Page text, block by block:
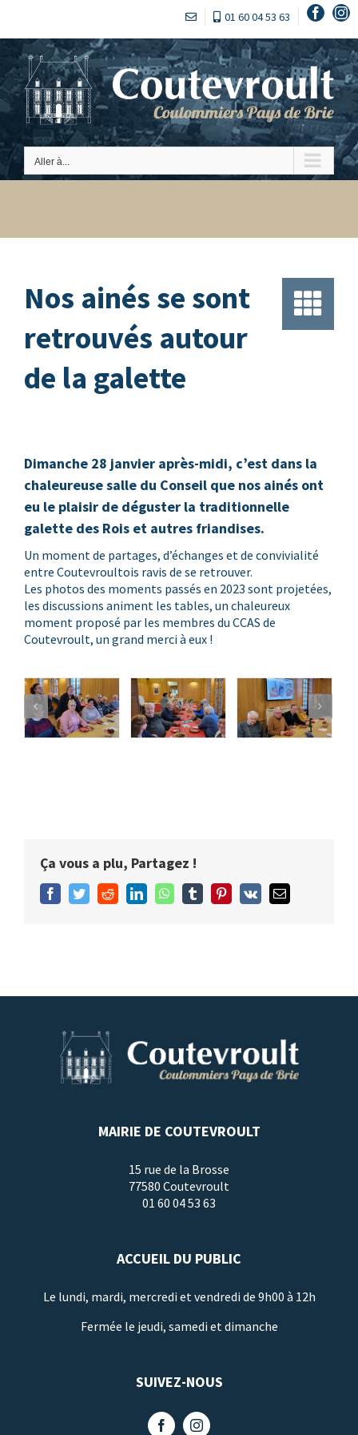
contenu
01 60 04 53 63
Aller à...
Nos ainés se sont
retrouvés autour
de la galette
Dimanche 28 janvier après-midi, c’est dans la
chaleureuse salle du Conseil que nos ainés ont
eu le plaisir de déguster la traditionnelle
galette des Rois et autres friandises.
Un moment de partages, d’échanges et de convivialité
entre Coutevroultois ravis de se retrouver.
Les photos des moments passés en 2023 sont projetées,
les discussions animent les tables, un chaleureux
moment proposé par les membres du CCAS de
Coutevroult, un grand merci à eux !
Ça vous a plu, Partagez !
Facebook
TwitterRedditLinkedInWhatsApp
Tumblr Pinterest
Vk Email
MAIRIE DE COUTEVROULT
15 rue de la Brosse
77580 Coutevroult
01 60 04 53 63
ACCUEIL DU PUBLIC
Le lundi, mardi, mercredi et vendredi de 9h00 à 12h
Fermée le jeudi, samedi et dimanche
SUIVEZ-NOUS